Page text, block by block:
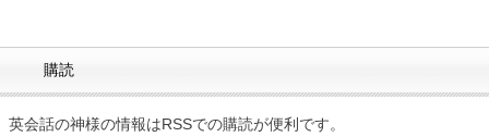
購読
英会話の神様の情報はRSSでの購読が便利です。